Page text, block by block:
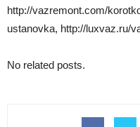
http://vazremont.com/
ustanovka, http://luxvaz.ru/
No related posts.